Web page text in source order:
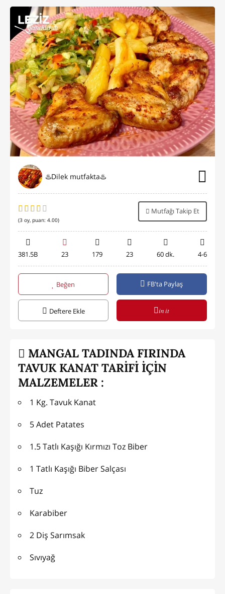
♨️Dilek mutfakta♨️
(3 oy, puan: 4.00)
Mutfağı Takip Et
381.5B 23 179 23 60 dk. 4-6
Beğen FB'ta Paylaş
Deftere Ekle in it
MANGAL TADINDA FIRINDA
TAVUK KANAT TARİFİ İÇİN
MALZEMELER :
1 Kg. Tavuk Kanat
5 Adet Patates
1.5 Tatlı Kaşığı Kırmızı Toz Biber
1 Tatlı Kaşığı Biber Salçası
Tuz
Karabiber
2 Diş Sarımsak
Sıvıyağ